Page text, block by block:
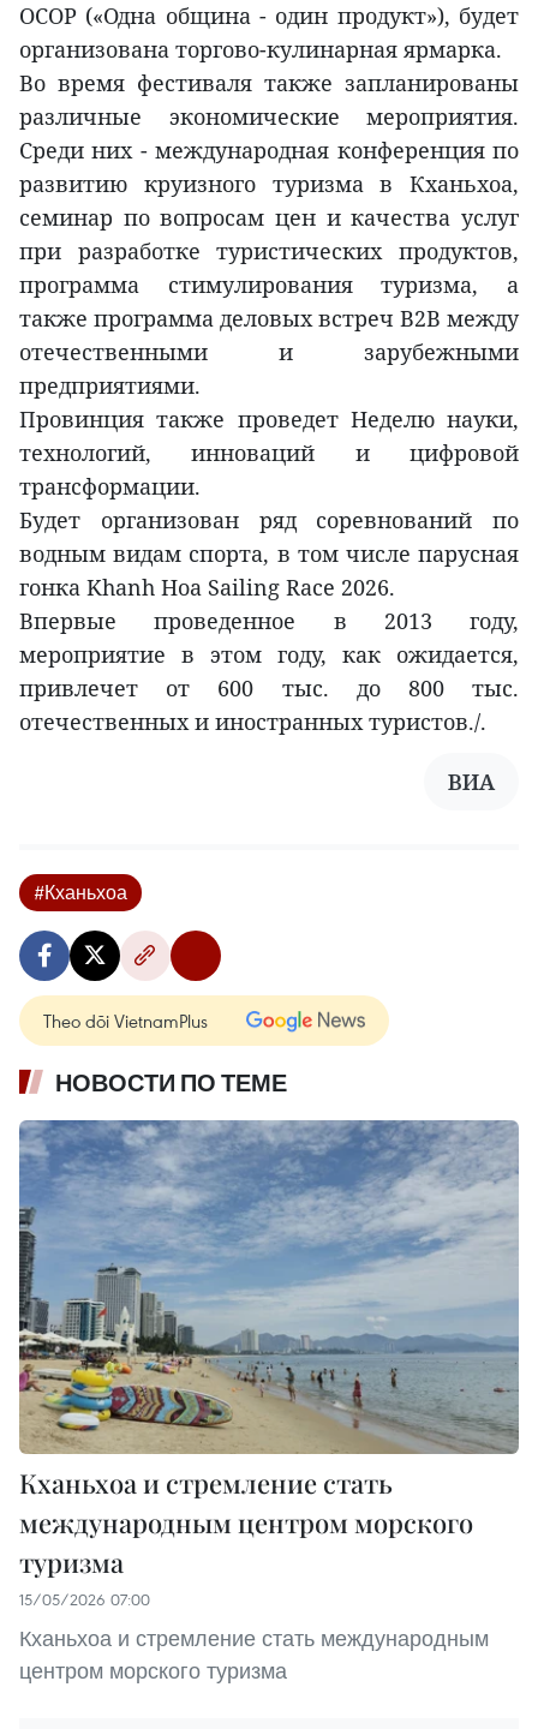
OCOP («Одна община - один продукт»), будет
организована торгово-кулинарная ярмарка.
Во время фестиваля также запланированы
различные экономические мероприятия.
Среди них - международная конференция по
развитию круизного туризма в Кханьхоа,
семинар по вопросам цен и качества услуг
при разработке туристических продуктов,
программа стимулирования туризма, а
также программа деловых встреч B2B между
отечественными и зарубежными
предприятиями.
Провинция также проведет Неделю науки,
технологий, инноваций и цифровой
трансформации.
Будет организован ряд соревнований по
водным видам спорта, в том числе парусная
гонка Khanh Hoa Sailing Race 2026.
Впервые проведенное в 2013 году,
мероприятие в этом году, как ожидается,
привлечет от 600 тыс. до 800 тыс.
отечественных и иностранных туристов./.
ВИА
#Кханьхоа
Theo dõi VietnamPlus
НОВОСТИ ПО ТЕМЕ
Кханьхоа и стремление стать
международным центром морского
туризма
15/05/2026 07:00
Кханьхоа и стремление стать международным
центром морского туризма